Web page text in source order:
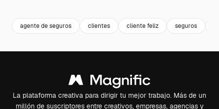
agente de seguros clientes cliente feliz seguros
La plataforma creativa para dirigir tu mejor trabajo. Más de un
millón de suscriptores entre creativos, empresas, agencias y